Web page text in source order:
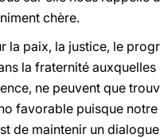
chère.
la paix, la justice, le
la fraternité auxquelles
ne peuvent que
favorable puisque
de maintenir un